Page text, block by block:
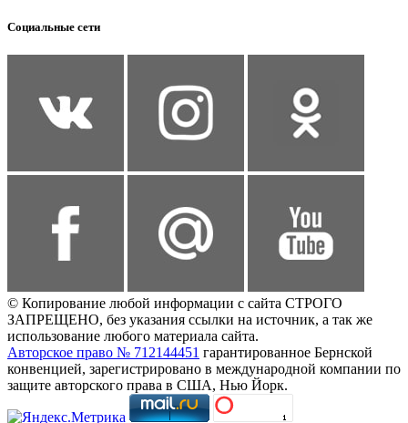
Социальные сети
© Копирование любой информации с сайта СТРОГО
ЗАПРЕЩЕНО, без указания ссылки на источник, а так же
использование любого материала сайта.
Авторское право № 712144451 гарантированное Бернской
конвенцией, зарегистрировано в международной компании по
защите авторского права в США, Нью Йорк.